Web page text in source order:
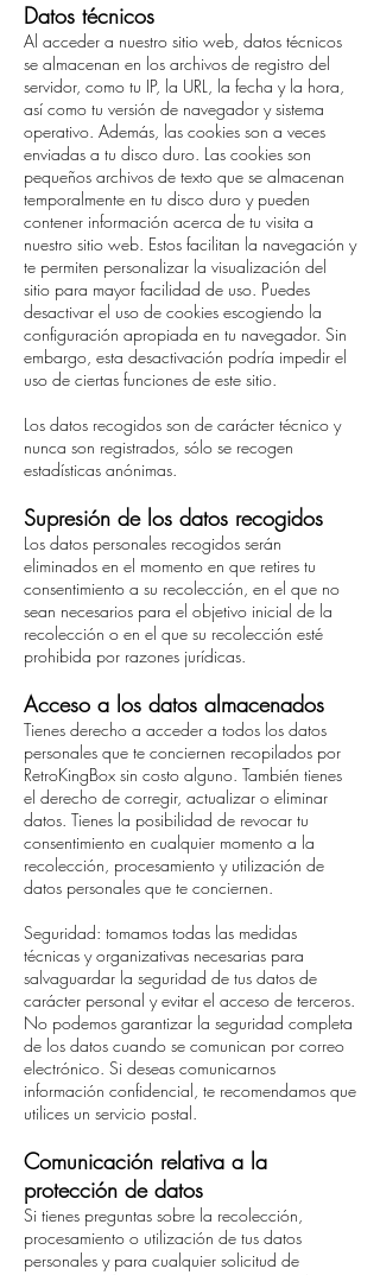
Datos técnicos
Al acceder a nuestro sitio web, datos técnicos
se almacenan en los archivos de registro del
servidor, como tu IP, la URL, la fecha y la hora,
así como tu versión de navegador y sistema
operativo. Además, las cookies son a veces
enviadas a tu disco duro. Las cookies son
pequeños archivos de texto que se almacenan
temporalmente en tu disco duro y pueden
contener información acerca de tu visita a
nuestro sitio web. Estos facilitan la navegación y
te permiten personalizar la visualización del
sitio para mayor facilidad de uso. Puedes
desactivar el uso de cookies escogiendo la
configuración apropiada en tu navegador. Sin
embargo, esta desactivación podría impedir el
uso de ciertas funciones de este sitio.
Los datos recogidos son de carácter técnico y
nunca son registrados, sólo se recogen
estadísticas anónimas.
Supresión de los datos recogidos
Los datos personales recogidos serán
eliminados en el momento en que retires tu
consentimiento a su recolección, en el que no
sean necesarios para el objetivo inicial de la
recolección o en el que su recolección esté
prohibida por razones jurídicas.
Acceso a los datos almacenados
Tienes derecho a acceder a todos los datos
personales que te conciernen recopilados por
RetroKingBox sin costo alguno. También tienes
el derecho de corregir, actualizar o eliminar
datos. Tienes la posibilidad de revocar tu
consentimiento en cualquier momento a la
recolección, procesamiento y utilización de
datos personales que te conciernen.
Seguridad: tomamos todas las medidas
técnicas y organizativas necesarias para
salvaguardar la seguridad de tus datos de
carácter personal y evitar el acceso de terceros.
No podemos garantizar la seguridad completa
de los datos cuando se comunican por correo
electrónico. Si deseas comunicarnos
información confidencial, te recomendamos que
utilices un servicio postal.
Comunicación relativa a la
protección de datos
Si tienes preguntas sobre la recolección,
procesamiento o utilización de tus datos
personales y para cualquier solicitud de